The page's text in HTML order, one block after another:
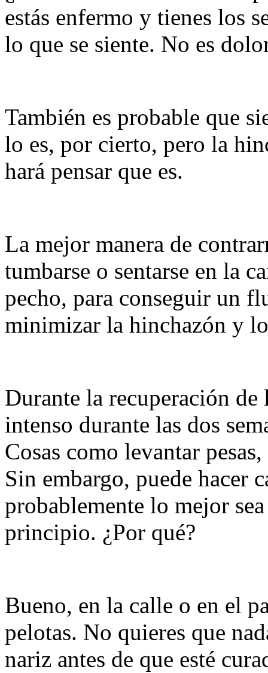
estás enfermo y tienes los
lo que se siente. No es
También es probable que
lo es, por cierto, pero la
hará pensar que es.
La mejor manera de
tumbarse o sentarse en la
pecho, para conseguir un
minimizar la hinchazón y
Durante la recuperación
intenso durante las dos
Cosas como levantar
Sin embargo, puede hacer
probablemente lo mejor
principio. ¿Por qué?
Bueno, en la calle o en el
pelotas. No quieres que
nariz antes de que esté